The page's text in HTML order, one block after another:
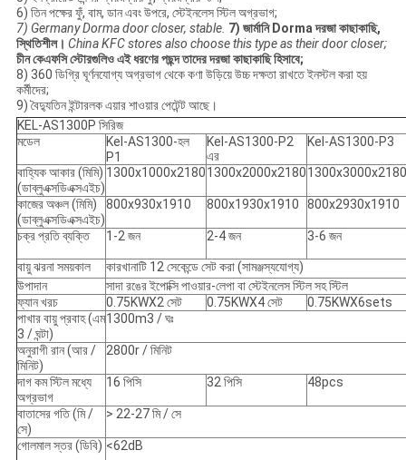
6) তিন পক্ষের ফুঁ, বাম, ডান এবং উপরে, স্টেইনলেস স্টিল অগ্রভাগ;
7) Germany Dorma door closer, stable. 7) জার্মানি Dorma দরজা কাছাকাছি,
স্থিতিশীল। China KFC stores also choose this type as their door closer;
চীন কেএফসি স্টোরগুলিও এই ধরণের পছন্দ তাদের দরজা কাছাকাছি হিসাবে;
8) 360 ডিগ্রি ঘূর্ণনযোগ্য অগ্রভাগ থেকে কণা উড়িয়ে উচ্চ দক্ষতা রাখতে ইনস্টল করা হয়
কর্মীদের;
9) বৈদ্যুতিন ইন্টারলক এয়ার শাওয়ার পেটেন্ট আছে।
KEL-AS1300P সিরিজ
মডেল
Kel-AS1300-হল
P1
Kel-AS1300-P2
এর
Kel-AS1300-P3
বাহ্যিক আকার (মিমি)
(ডাব্লুএক্সডিএক্সএইচ)
1300x1000x21801300x2000x21801300x3000x2180
কাজের অঞ্চল (মিমি)
(ডাব্লুএক্সডিএক্সএইচ)
800x930x1910 800x1930x1910 800x2930x1910
চক্র প্রতি ব্যক্তি 1-2 জন 2-4 জন 3-6 জন
বায়ু ঝরনা সময়কাল
কারখানাটি 12 সেকেন্ডে সেট করা (সামঞ্জস্যযোগ্য)
উপাদান
সাদা রঙের ইপোক্সি পাওয়ার-লেপা বা স্টেইনলেস স্টিল সহ স্টিল
ফ্যান খরচ
0.75KWX2 সেট 0.75KWX4 সেট
0.75KWX6sets
পাখার বায়ু প্রবাহ (এম
3 / ঘন্টা)
1300m3 / ঘঃ
অনুরাগী রান (আর /
মিনিট)
2800r / মিনিট
দাগ কম স্টিল মধ্যে
অগ্রভাগ
16 পিসি 32 পিসি 48pcs
বাতাসের গতি (মি /
সে)
> 22-27 মি / সে
গোলমাল স্তর (ডিবি) <62dB